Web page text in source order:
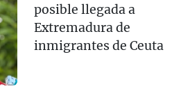
posible llegada a
Extremadura de
inmigrantes de Ceuta